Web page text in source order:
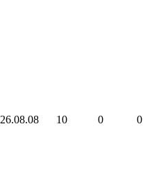
26.08.08 10 0 0